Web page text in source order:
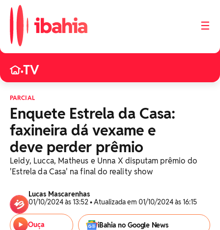
☰
•TV
PARCIAL
Enquete Estrela da Casa:
faxineira dá vexame e
deve perder prêmio
Leidy, Lucca, Matheus e Unna X disputam prêmio do
'Estrela da Casa' na final do reality show
Lucas Mascarenhas
01/10/2024 às 13:52 • Atualizada em 01/10/2024 às 16:15
Ouça iBahia no Google News